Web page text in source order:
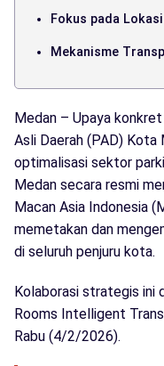
Fokus pada
Mekanisme
Medan – Upaya
Asli Daerah (PAD) Kota
optimalisasi sektor
Medan secara resmi
Macan Asia Indonesia
memetakan dan
di seluruh penjuru kota.
Kolaborasi strategis ini
Rooms Intelligent
Rabu (4/2/2026).